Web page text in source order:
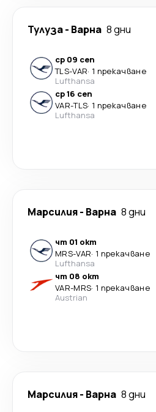
Тулуза- Варна 8 дни
ср 09 сеп
TLS-VAR· 1 прекачване
Lufthansa
ср 16 сеп
VAR-TLS· 1 прекачване
Lufthansa
Марсилия- Варна 8 дни
чт 01 окт
MRS-VAR· 1 прекачване
Lufthansa
чт 08 окт
VAR-MRS· 1 прекачване
Austrian
Марсилия- Варна 8 дни